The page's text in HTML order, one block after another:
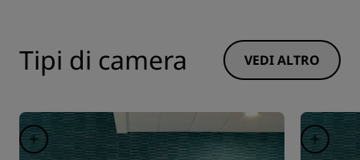
Tipi di camera VEDI ALTRO